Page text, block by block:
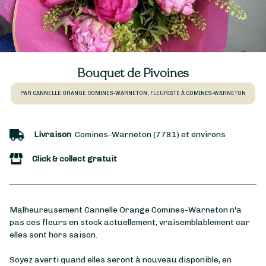
Bouquet de Pivoines
PAR CANNELLE ORANGE COMINES-WARNETON, FLEURISTE À COMINES-WARNETON
Livraison Comines-Warneton (7781) et environs
Click & collect gratuit
Malheureusement Cannelle Orange Comines-Warneton n'a
pas ces fleurs en stock actuellement, vraisemblablement car
elles sont hors saison.
Soyez averti quand elles seront à nouveau disponible, en